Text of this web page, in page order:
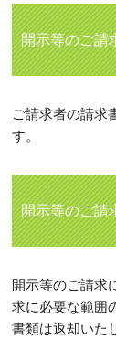
開示等のご請
ご請求者の請求
す。
開示等のご請
開示等のご請求
求に必要な範囲
書類は返却いた